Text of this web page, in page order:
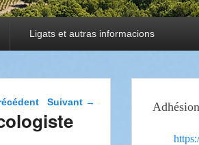
Ligats et autras informacions
dans les
articles
Suivant →